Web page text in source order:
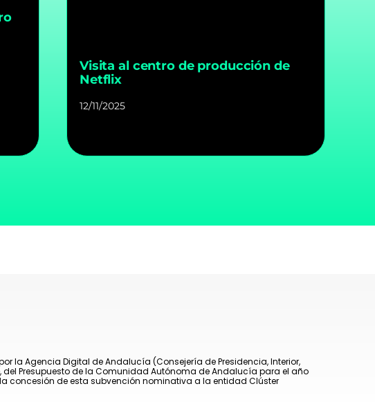
Visita al centro de producción de
Netflix
12/11/2025
la Agencia Digital de Andalucía (Consejería de Presidencia, Interior,
Presupuesto de la Comunidad Autónoma de Andalucía para el año
concesión de esta subvención nominativa a la entidad Clúster